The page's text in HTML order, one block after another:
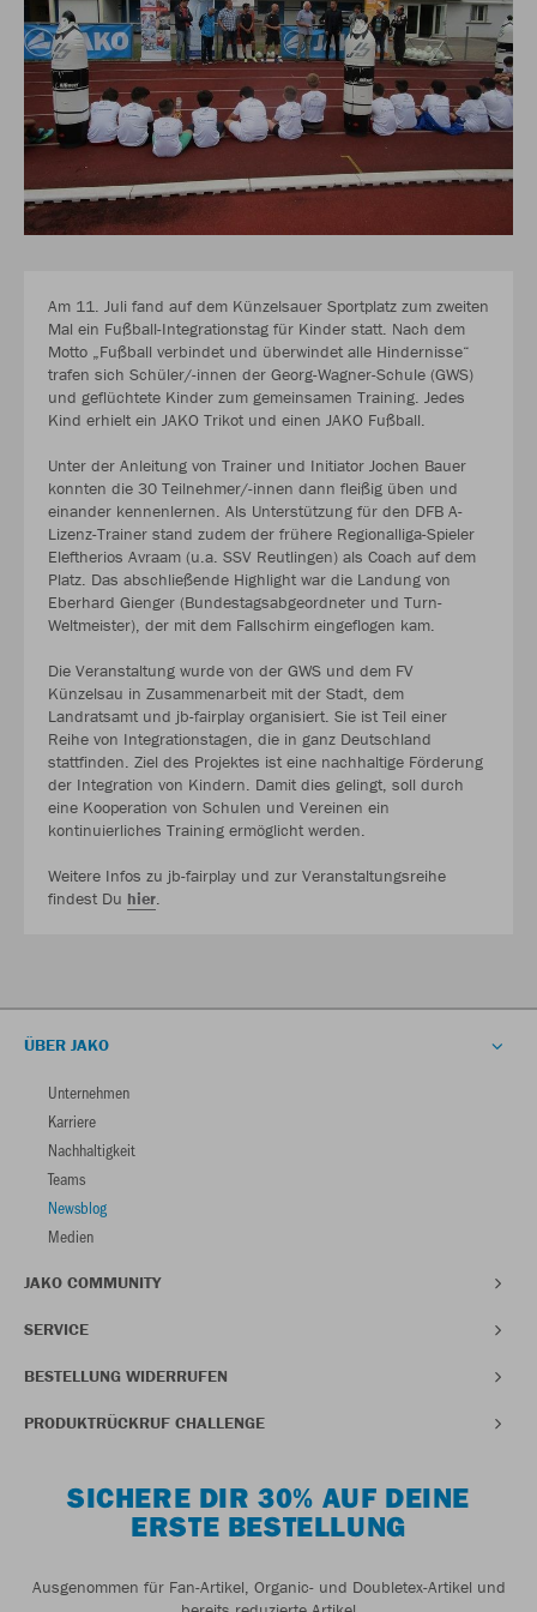
Am 11. Juli fand auf dem Künzelsauer Sportplatz zum zweiten
Mal ein Fußball-Integrationstag für Kinder statt. Nach dem
Motto „Fußball verbindet und überwindet alle Hindernisse“
trafen sich Schüler/-innen der Georg-Wagner-Schule (GWS)
und geflüchtete Kinder zum gemeinsamen Training. Jedes
Kind erhielt ein JAKO Trikot und einen JAKO Fußball.
Unter der Anleitung von Trainer und Initiator Jochen Bauer
konnten die 30 Teilnehmer/-innen dann fleißig üben und
einander kennenlernen. Als Unterstützung für den DFB A-
Lizenz-Trainer stand zudem der frühere Regionalliga-Spieler
Eleftherios Avraam (u.a. SSV Reutlingen) als Coach auf dem
Platz. Das abschließende Highlight war die Landung von
Eberhard Gienger (Bundestagsabgeordneter und Turn-
Weltmeister), der mit dem Fallschirm eingeflogen kam.
Die Veranstaltung wurde von der GWS und dem FV
Künzelsau in Zusammenarbeit mit der Stadt, dem
Landratsamt und jb-fairplay organisiert. Sie ist Teil einer
Reihe von Integrationstagen, die in ganz Deutschland
stattfinden. Ziel des Projektes ist eine nachhaltige Förderung
der Integration von Kindern. Damit dies gelingt, soll durch
eine Kooperation von Schulen und Vereinen ein
kontinuierliches Training ermöglicht werden.
Weitere Infos zu jb-fairplay und zur Veranstaltungsreihe
findest Du hier.
ÜBER JAKO
Unternehmen
Karriere
Nachhaltigkeit
Teams
Newsblog
Medien
JAKO COMMUNITY
SERVICE
BESTELLUNG WIDERRUFEN
PRODUKTRÜCKRUF CHALLENGE
SICHERE DIR 30% AUF DEINE
ERSTE BESTELLUNG
Ausgenommen für Fan-Artikel, Organic- und Doubletex-Artikel und